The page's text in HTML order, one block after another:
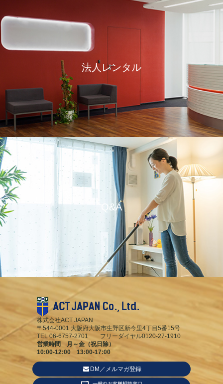
法人レンタル
Q&A
株式会社ACT JAPAN
〒544-0001 大阪府大阪市生野区新今里4丁目5番15号
TEL 06-6757-2701 フリーダイヤル0120-27-1910
営業時間 月～金（祝日除）
10:00-12:00 13:00-17:00
DM／メルマガ登録